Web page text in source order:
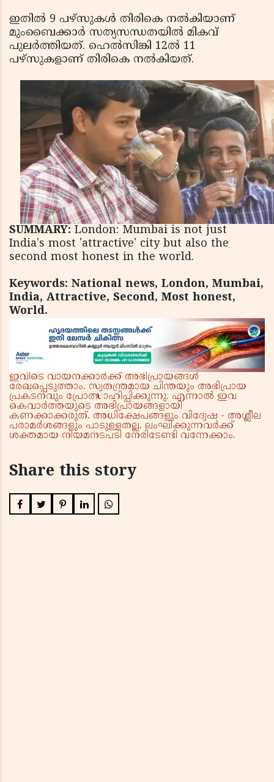
ഇതില്‍ 9 പഴ്‌സുകള്‍ തിരികെ നല്‍കിയാണ്
മുംബൈക്കാര്‍ സത്യസന്ധതയില്‍ മികവ്
പുലര്‍ത്തിയത്. ഹെല്‍സിങ്കി 12ല്‍ 11
പഴ്‌സുകളാണ് തിരികെ നല്‍കിയത്.
SUMMARY: London: Mumbai is not just
India's most 'attractive' city but also the
second most honest in the world.
Keywords: National news, London, Mumbai,
India, Attractive, Second, Most honest,
World.
ഇവിടെ വായനക്കാർക്ക് അഭിപ്രായങ്ങൾ
രേഖപ്പെടുത്താം. സ്വതന്ത്രമായ ചിന്തയും അഭിപ്രായ
പ്രകടനവും പ്രോത്സാഹിപ്പിക്കുന്നു. എന്നാൽ ഇവ
കെവാർത്തയുടെ അഭിപ്രായങ്ങളായി
കണക്കാക്കരുത്. അധിക്ഷേപങ്ങളും വിദ്വേഷ - അശ്ലീല
പരാമർശങ്ങളും പാടുള്ളതല്ല. ലംഘിക്കുന്നവർക്ക്
ശക്തമായ നിയമനടപടി നേരിടേണ്ടി വന്നേക്കാം.
Share this story